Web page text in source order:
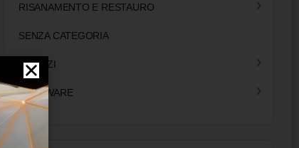
RISANAMENTO E RESTAURO
SENZA CATEGORIA
SERVIZI
SOFTWARE